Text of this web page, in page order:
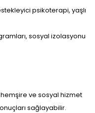
psikoterapi, yaşlı
sosyal izolasyonu
hemşire ve sosyal hizmet
sağlayabilir.